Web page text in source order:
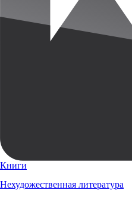
Книги
Нехудожественная литература